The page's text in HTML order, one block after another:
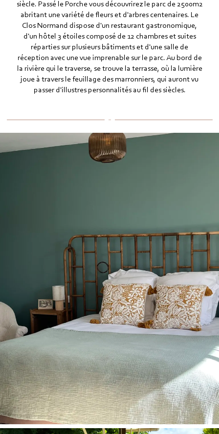
siècle. Passé le Porche vous découvrirez le parc de 2500m2
abritant une variété de fleurs et d'arbres centenaires. Le
Clos Normand dispose d'un restaurant gastronomique,
d'un hôtel 3 étoiles composé de 12 chambres et suites
réparties sur plusieurs bâtiments et d'une salle de
réception avec une vue imprenable sur le parc. Au bord de
la rivière qui le traverse, se trouve la terrasse, où la lumière
joue à travers le feuillage des marronniers, qui auront vu
passer d'illustres personnalités au fil des siècles.